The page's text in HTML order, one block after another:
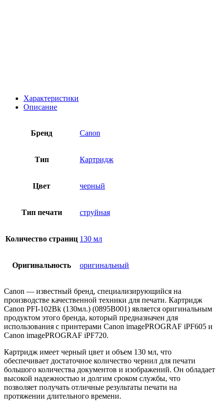
Характеристики
Описание
Бренд Canon
Тип Картридж
Цвет черный
Тип печати струйная
Количество страниц 130 мл
Оригинальность оригинальный
Canon — известный бренд, специализирующийся на
производстве качественной техники для печати. Картридж
Canon PFI-102Bk (130мл.) (0895B001) является оригинальным
продуктом этого бренда, который предназначен для
использования с принтерами Canon imagePROGRAF iPF605 и
Canon imagePROGRAF iPF720.
Картридж имеет черный цвет и объем 130 мл, что
обеспечивает достаточное количество чернил для печати
большого количества документов и изображений. Он обладает
высокой надежностью и долгим сроком службы, что
позволяет получать отличные результаты печати на
протяжении длительного времени.